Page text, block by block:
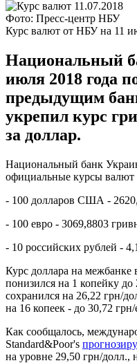
Фото: Пресс-центр НБУ
Курс валют от НБУ на 11
Национальный
июля 2018 года
предыдущим
укрепил курс
за доллар.
Национальный банк
официальные курсы валют
- 100 долларов США -
- 100 евро - 3069,8803
- 10 российских рублей -
Курс доллара на межбанке
понизился на 1 копейку
сохранился на 26,22 грн/
на 16 копеек - до 30,72 грн/
Как сообщалось,
Standard&Poor's
на уровне 29,50 грн/долл.,